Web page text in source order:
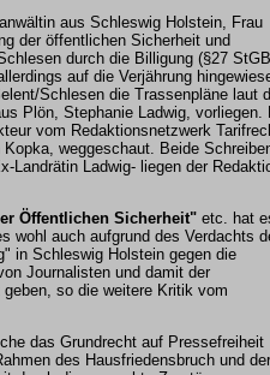
aus Schleswig Holstein, Frau
der öffentlichen Sicherheit und
durch die Billigung (§27
auf die Verjährung
Schlesen die Trassenpläne laut
Plön, Stephanie Ladwig, vorliegen.
vom Redaktionsnetzwerk
weggeschaut. Beide
Landrätin Ladwig- liegen der
Öffentlichen Sicherheit" etc. hat
wohl auch aufgrund des Verdachts
in Schleswig Holstein gegen die
Journalisten und damit der
so die weitere Kritik vom
das Grundrecht auf Pressefreiheit
des Hausfriedensbruch und der